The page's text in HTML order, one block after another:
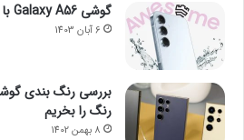
گوشی Galaxy A56 با دوربین بهتر همراه است
6 آبان 1403
رنگ را بخریم
8 بهمن 1402